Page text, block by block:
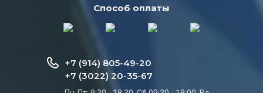
Способ оплаты
+7 (914) 805-49-20
+7 (3022) 20-35-67